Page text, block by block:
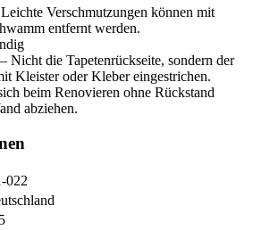
Verschmutzungen können mit
entfernt werden.
Nicht die Tapetenrückseite, sondern der
Kleister oder Kleber eingestrichen.
beim Renovieren ohne Rückstand
abziehen.
022